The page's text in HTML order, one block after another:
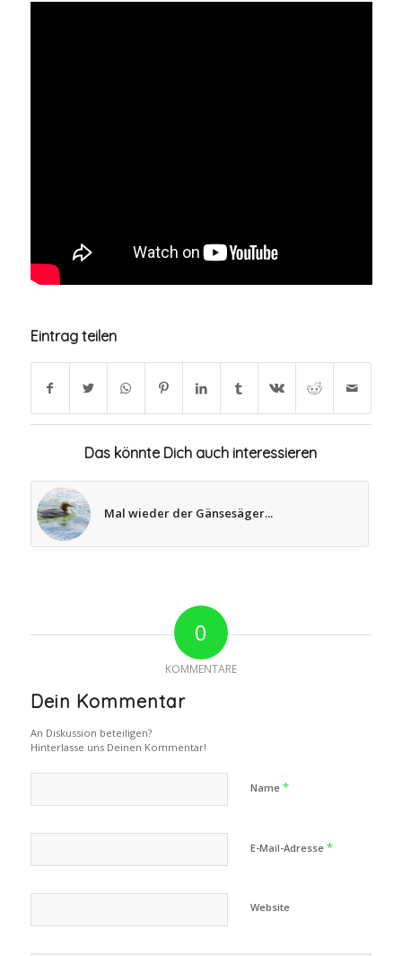
Eintrag teilen
Das könnte Dich auch interessieren
Mal wieder der Gänsesäger...
0
KOMMENTARE
Dein Kommentar
An Diskussion beteiligen?
Hinterlasse uns Deinen Kommentar!
Name *
E-Mail-Adresse *
Website